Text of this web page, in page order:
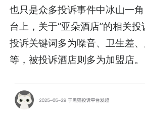
也只是众多投诉事件中冰山一
台上，关于“亚朵酒店”的相关
投诉关键词多为噪音、卫生差
等，被投诉酒店则多为加盟店。